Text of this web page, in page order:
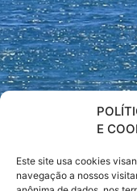
E
Este site usa cookies
navegação a nossos